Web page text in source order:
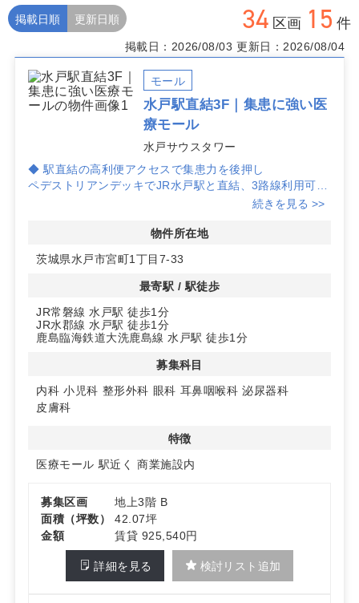
34 区画 15 件
掲載日順 更新日順
掲載日：2026/08/03 更新日：2026/08/04
モール
水戸駅直結3F｜集患に強い医
療モール
水戸サウスタワー
◆ 駅直結の高利便アクセスで集患力を後押し
ペデストリアンデッキでJR水戸駅と直結、3路線利用可。
雨天時も来院しやすい導線で、通勤・通学・買い物客の動
◆ 医療モール×薬局予定でスムーズな受診・処方
商業施設内の医療モール区画で、同フロアに薬局入居予
科・皮膚科など多科目に対応しやすく、処方・待合の動線
計画にも配慮しやすい立地です。
◆ 使いやすい区画計画と受け皿機能
有、看板設置可、駐車場135台（1F・2F）で自家用車来
院にも対応。入居時期は2027年春頃、管理費は賃料に含
続きを見る >>
物件所在地
茨城県水戸市宮町1丁目7-33
最寄駅 / 駅徒歩
JR常磐線 水戸駅 徒歩1分
JR水郡線 水戸駅 徒歩1分
鹿島臨海鉄道大洗鹿島線 水戸駅 徒歩1分
募集科目
内科 小児科 整形外科 眼科 耳鼻咽喉科 泌尿器科
皮膚科
特徴
医療モール 駅近く 商業施設内
募集区画
地上3階 B
面積（坪数）
42.07坪
金額
賃貸 925,540円
詳細を見る 検討リスト追加